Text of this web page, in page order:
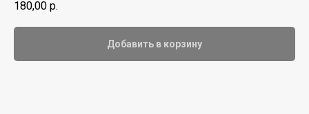
180,00 р.
Добавить в корзину